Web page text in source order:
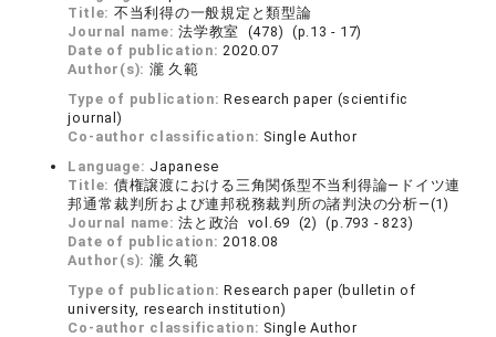
Title: 不当利得の一般規定と類型論
Journal name:法学教室 (478) (p.13 - 17)
Date of publication:2020.07
Author(s): 瀧 久範
Type of publication:Research paper (scientific
journal)
Co-author classification: Single Author
Language: Japanese
Title: 債権譲渡における三角関係型不当利得論―ドイツ連
邦通常裁判所および連邦税務裁判所の諸判決の分析―(1)
Journal name:法と政治 vol.69 (2) (p.793 - 823)
Date of publication:2018.08
Author(s): 瀧 久範
Type of publication:Research paper (bulletin of
university, research institution)
Co-author classification: Single Author